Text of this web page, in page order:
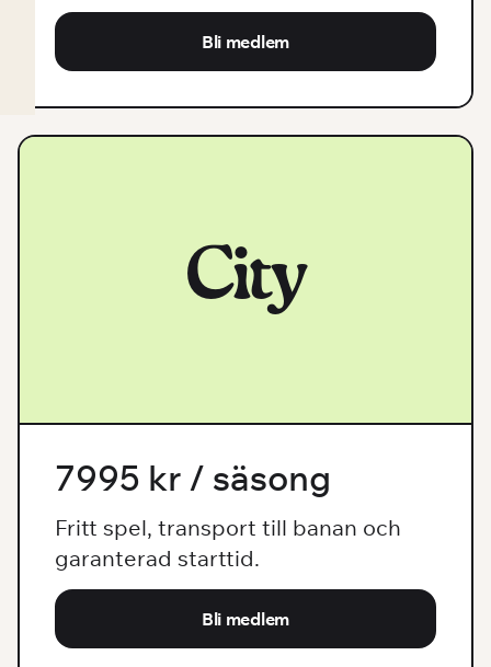
Bli medlem
City
7995 kr / säsong
Fritt spel, transport till banan och
garanterad starttid.
Bli medlem